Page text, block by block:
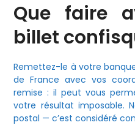
Que faire
billet
Remettez-le à votre
de France avec vos
remise : il peut vous
votre résultat imposable.
postal — c’est considéré